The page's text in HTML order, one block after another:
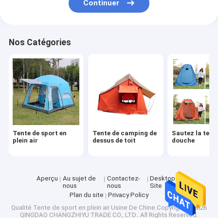
Véhicule électrique de batterie au lithium
Équipement extérieur de divertissement
Chariot se pliant de chariot
Continuer
Nos Catégories
Tente de sport en
plein air
Tente de camping de
dessus de toit
Sautez la
douche
Aperçu
Au sujet de
nous
Contactez-
nous
Desktop
Site
Plan du site
Privacy Policy
Qualité Tente de sport en plein air Usine De Chine.Copyright © 2026
QINGDAO CHANGZHIYU TRADE CO., LTD.. All Rights Reserved.